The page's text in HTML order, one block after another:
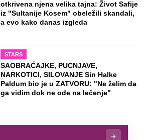
otkrivena njena velika tajna: Život Safije
iz "Sultanije Kosem" obeležili skandali,
a evo kako danas izgleda
STARS
SAOBRAĆAJKE, PUCNJAVE,
NARKOTICI, SILOVANJE Sin Halke
Paldum bio je u ZATVORU: "Ne želim da
ga vidim dok ne ode na lečenje"